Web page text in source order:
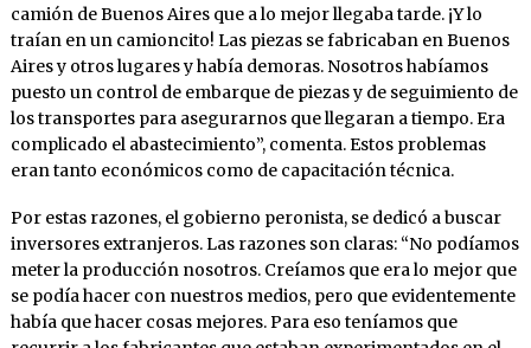
camión de Buenos Aires que a lo mejor llegaba tarde. ¡Y lo
traían en un camioncito! Las piezas se fabricaban en Buenos
Aires y otros lugares y había demoras. Nosotros habíamos
puesto un control de embarque de piezas y de seguimiento de
los transportes para asegurarnos que llegaran a tiempo. Era
complicado el abastecimiento”, comenta. Estos problemas
eran tanto económicos como de capacitación técnica.
Por estas razones, el gobierno peronista, se dedicó a buscar
inversores extranjeros. Las razones son claras: “No podíamos
meter la producción nosotros. Creíamos que era lo mejor que
se podía hacer con nuestros medios, pero que evidentemente
había que hacer cosas mejores. Para eso teníamos que